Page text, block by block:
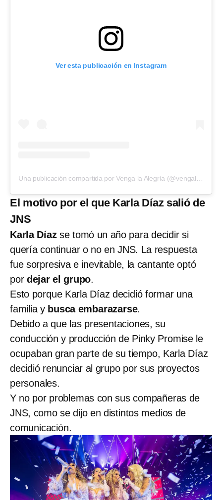
Ver esta publicación en Instagram
El motivo por el que Karla Díaz salió de
JNS
Karla Díazse tomó un año para decidir si
quería continuar o no en JNS. La respuesta
fue sorpresiva e inevitable, la cantante optó
por dejar el grupo.
Esto porque Karla Díaz decidió formar una
familia y busca embarazarse.
Debido a que las presentaciones, su
conducción y producción de Pinky Promise le
ocupaban gran parte de su tiempo, Karla Díaz
decidió renunciar al grupo por sus proyectos
personales.
Y no por problemas con sus compañeras de
JNS, como se dijo en distintos medios de
comunicación.